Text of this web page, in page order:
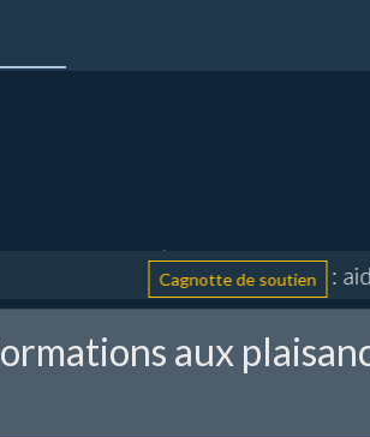
Cagnotte de soutien : aidez
aux